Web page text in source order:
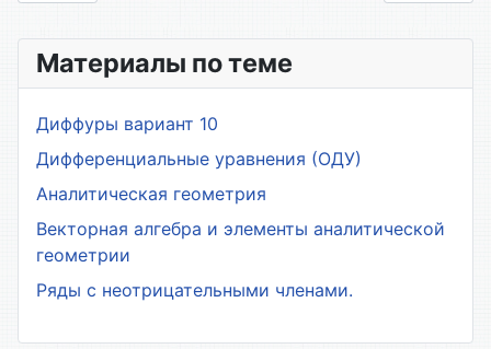
Материалы по теме
Диффуры вариант 10
Дифференциальные уравнения (ОДУ)
Аналитическая геометрия
Векторная алгебра и элементы аналитической
геометрии
Ряды с неотрицательными членами.